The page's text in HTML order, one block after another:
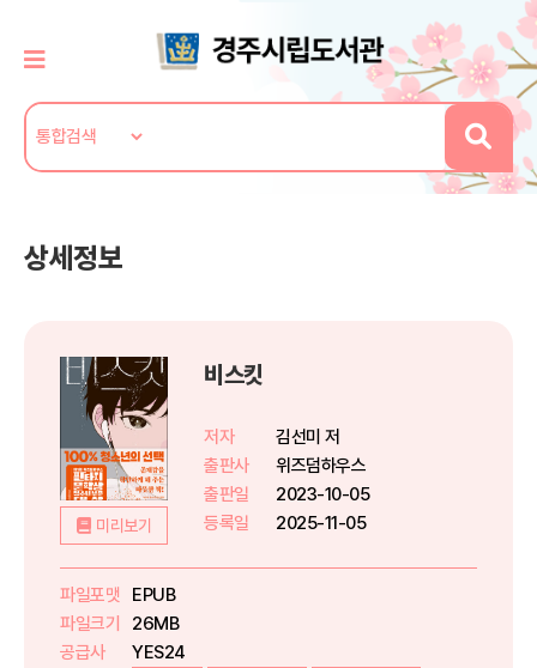
상세정보
미리보기
비스킷
저자
김선미 저
출판사
위즈덤하우스
출판일
2023-10-05
등록일
2025-11-05
파일포맷
EPUB
파일크기
26MB
공급사
YES24